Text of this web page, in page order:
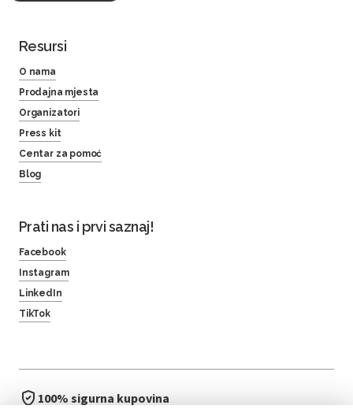
Resursi
O nama
Prodajna mjesta
Organizatori
Press kit
Centar za pomoć
Blog
Prati nas i prvi saznaj!
Facebook
Instagram
LinkedIn
TikTok
100% sigurna kupovina